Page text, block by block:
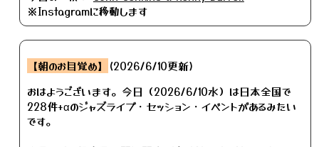
※Instagramに移動します
【朝のお目覚め】
(2026/6/10更新)
おはようございます。今日（2026/6/10水）は日本全国で
228件+αのジャズライブ・セッション・イベントがあるみたい
です。